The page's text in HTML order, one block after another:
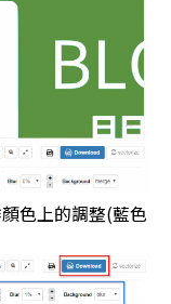
色上的調整(藍色